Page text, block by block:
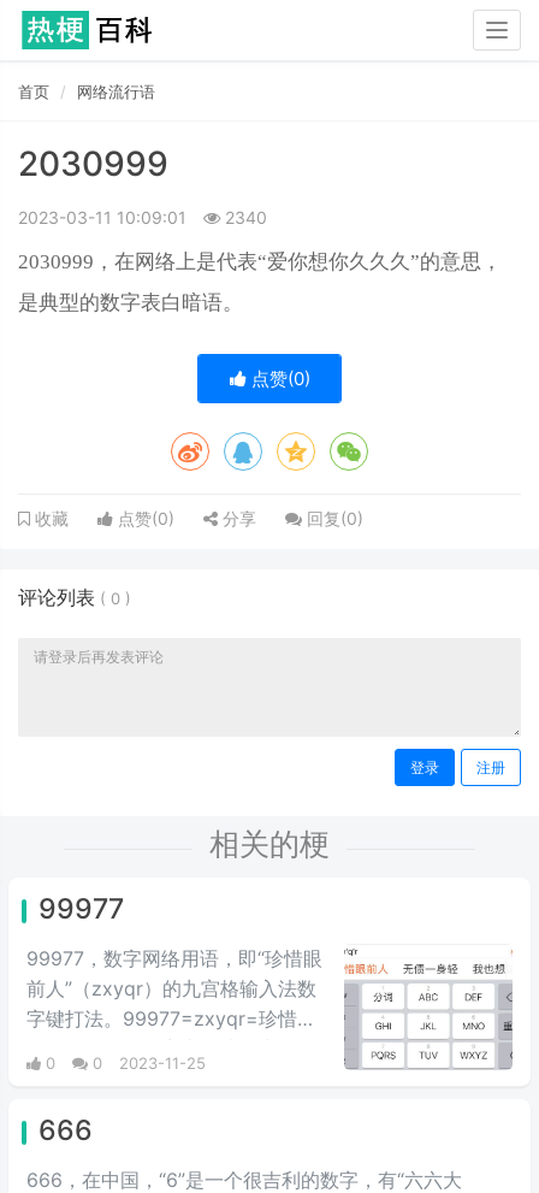
首页 网络流行语
2030999
2023-03-11 10:09:01 2340
2030999，在网络上是代表“爱你想你久久久”的意思，
是典型的数字表白暗语。
点赞(0)
收藏 点赞(0) 分享 回复(0)
评论列表 ( 0 )
登录 注册
相关的梗
99977
99977，数字网络用语，即“珍惜眼
前人”（zxyqr）的九宫格输入法数
字键打法。99977=zxyqr=珍惜眼
前人，梗源自抖音上有些女生胸口
纹身“99977”，结婚前被新郎发现
的猜疑。
0 0 2023-11-25
666
666，在中国，“6”是一个很吉利的数字，有“六六大